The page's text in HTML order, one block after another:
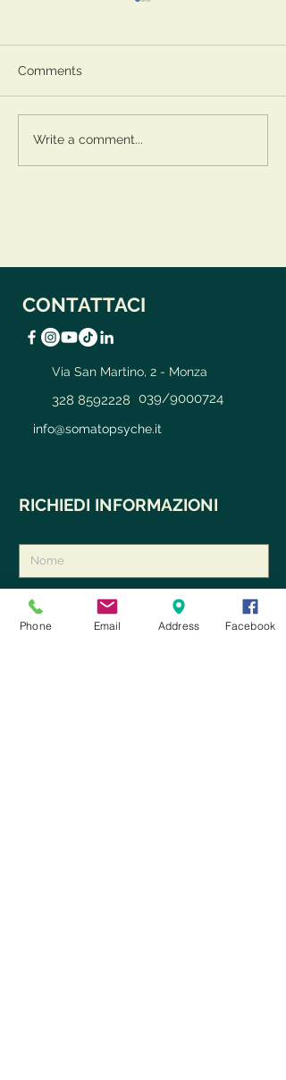
Comments
Write a comment...
CONTATTACI
Via San Martino, 2 - Monza
328 8592228 039/9000724
info@somatopsyche.it
RICHIEDI INFORMAZIONI
Phone Email Address Facebook